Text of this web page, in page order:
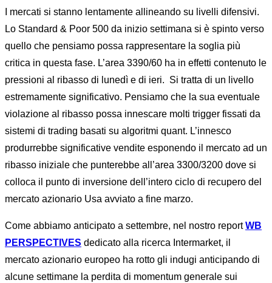
I mercati si stanno lentamente allineando su livelli difensivi.
Lo Standard & Poor 500 da inizio settimana si è spinto verso
quello che pensiamo possa rappresentare la soglia più
critica in questa fase. L’area 3390/60 ha in effetti contenuto le
pressioni al ribasso di lunedì e di ieri. Si tratta di un livello
estremamente significativo. Pensiamo che la sua eventuale
violazione al ribasso possa innescare molti trigger fissati da
sistemi di trading basati su algoritmi quant. L’innesco
produrrebbe significative vendite esponendo il mercato ad un
ribasso iniziale che punterebbe all’area 3300/3200 dove si
colloca il punto di inversione dell’intero ciclo di recupero del
mercato azionario Usa avviato a fine marzo.
Come abbiamo anticipato a settembre, nel nostro reportWB
PERSPECTIVES dedicato alla ricerca Intermarket, il
mercato azionario europeo ha rotto gli indugi anticipando di
alcune settimane la perdita di momentum generale sui